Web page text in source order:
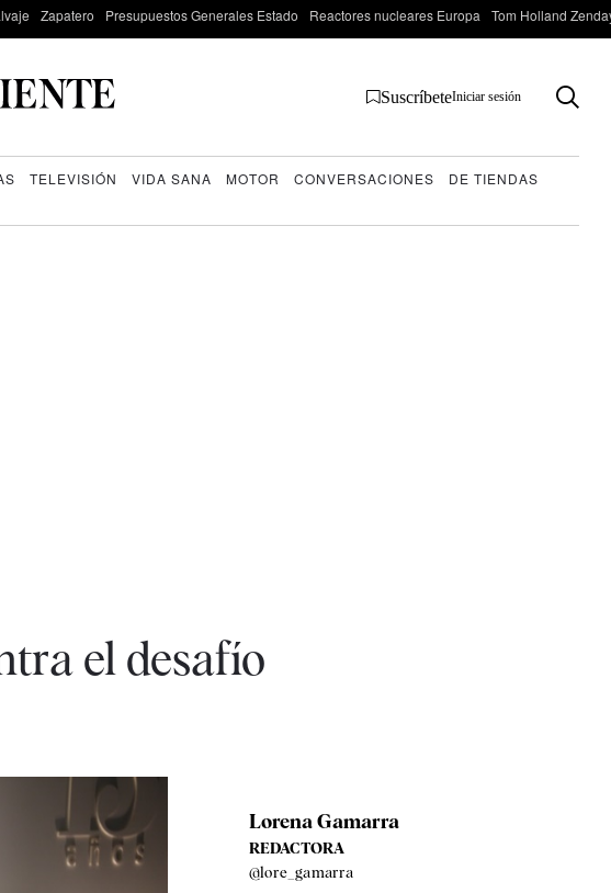
Zapatero Presupuestos Generales Estado Reactores nucleares Europa Tom Holland
SuscríbeteIniciar sesión
TELEVISIÓN VIDA SANA MOTOR CONVERSACIONES
DE TIENDAS
el desafío
Lorena Gamarra
REDACTORA
@lore_gamarra